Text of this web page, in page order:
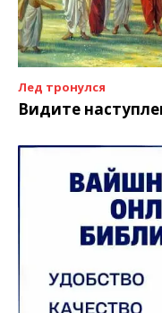
Лед тронулся
Видите